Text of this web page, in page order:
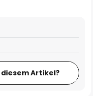
diesem Artikel?